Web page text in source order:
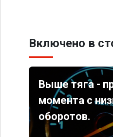
Включено в
Выше тяга -
момента с
оборотов.